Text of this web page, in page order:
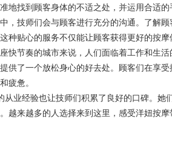
地找到顾客身体的不适之处，并运用合适的
，技师们会与顾客进行充分的沟通。了解
种贴心的服务不仅能让顾客获得更好的按摩
快节奏的城市来说，人们面临着工作和生
供了一个放松身心的好去处。顾客们在享
疲惫。
从业经验也让技师们积累了良好的口碑。
越来越多的人选择来到这里，感受洋妞按